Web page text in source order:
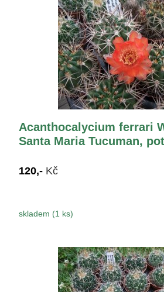
Acanthocalycium ferrari
Santa Maria Tucuman,
120,- Kč
skladem (1 ks)